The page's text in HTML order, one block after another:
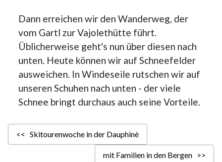
Dann erreichen wir den Wanderweg, der
vom Gartl zur Vajolethütte führt.
Üblicherweise geht's nun über diesen nach
unten. Heute können wir auf Schneefelder
ausweichen. In Windeseile rutschen wir auf
unseren Schuhen nach unten - der viele
Schnee bringt durchaus auch seine Vorteile.
<< Skitourenwoche in der Dauphinè
mit Familien in den Bergen >>